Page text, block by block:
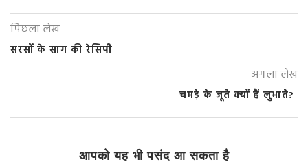
पिछला लेख
सरसों के साग की रेसिपी
अगला लेख
चमड़े के जूते क्यों हैं लुभाते?
आपको यह भी पसंद आ सकता है